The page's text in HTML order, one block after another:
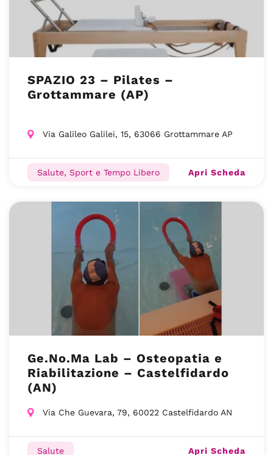
SPAZIO 23 – Pilates –
Grottammare (AP)
Via Galileo Galilei, 15, 63066 Grottammare AP
Salute, Sport e Tempo Libero Apri Scheda
Ge.No.Ma Lab – Osteopatia e
Riabilitazione – Castelfidardo
(AN)
Via Che Guevara, 79, 60022 Castelfidardo AN
Salute Apri Scheda